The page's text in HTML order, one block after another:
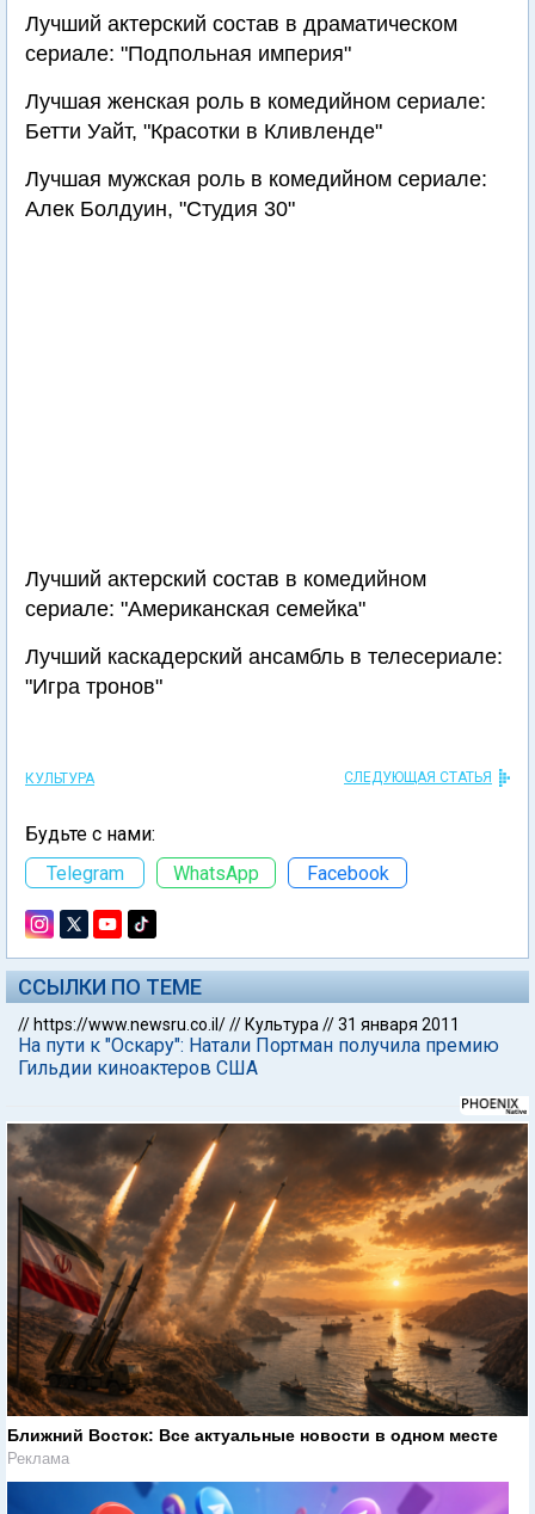
Лучший актерский состав в драматическом
сериале: "Подпольная империя"
Лучшая женская роль в комедийном сериале:
Бетти Уайт, "Красотки в Кливленде"
Лучшая мужская роль в комедийном сериале:
Алек Болдуин, "Студия 30"
Лучший актерский состав в комедийном
сериале: "Американская семейка"
Лучший каскадерский ансамбль в телесериале:
"Игра тронов"
КУЛЬТУРА СЛЕДУЮЩАЯ СТАТЬЯ
Будьте с нами:
Telegram
WhatsApp Facebook
ССЫЛКИ ПО ТЕМЕ
// https://www.newsru.co.il/// Культура //31 января 2011
На пути к "Оскару": Натали Портман получила премию
Гильдии киноактеров США
Ближний Восток: Все актуальные новости в одном месте
Реклама